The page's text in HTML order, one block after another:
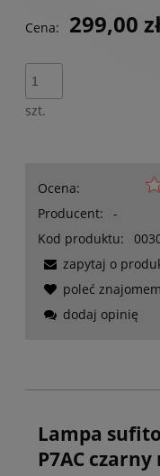
Cena: 299,00
szt.
Ocena:
Producent:
-
Kod produktu:
zapytaj o
poleć
dodaj opinię
Lampa
P7AC